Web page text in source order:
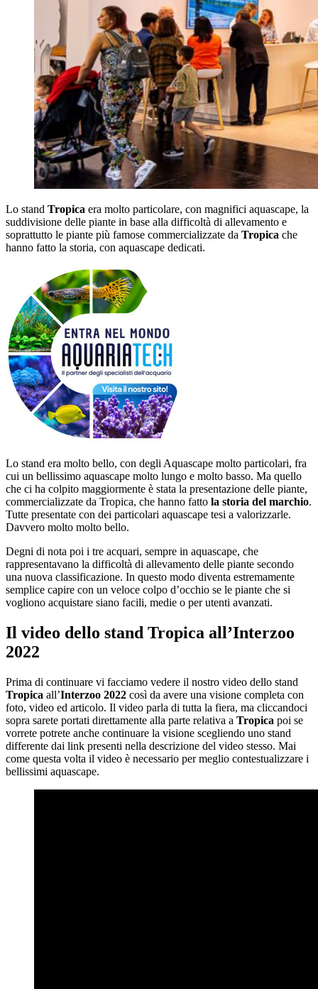
Lo stand Tropica era molto particolare, con magnifici aquascape, la
suddivisione delle piante in base alla difficoltà di allevamento e
soprattutto le piante più famose commercializzate da Tropica che
hanno fatto la storia, con aquascape dedicati.
Lo stand era molto bello, con degli Aquascape molto particolari, fra
cui un bellissimo aquascape molto lungo e molto basso. Ma quello
che ci ha colpito maggiormente è stata la presentazione delle piante,
commercializzate da Tropica, che hanno fatto la storia del marchio.
Tutte presentate con dei particolari aquascape tesi a valorizzarle.
Davvero molto molto bello.
Degni di nota poi i tre acquari, sempre in aquascape, che
rappresentavano la difficoltà di allevamento delle piante secondo
una nuova classificazione. In questo modo diventa estremamente
semplice capire con un veloce colpo d’occhio se le piante che si
vogliono acquistare siano facili, medie o per utenti avanzati.
Il video dello stand Tropica all’Interzoo
2022
Prima di continuare vi facciamo vedere il nostro video dello stand
Tropica all’Interzoo 2022 così da avere una visione completa con
foto, video ed articolo. Il video parla di tutta la fiera, ma cliccandoci
sopra sarete portati direttamente alla parte relativa a Tropica poi se
vorrete potrete anche continuare la visione scegliendo uno stand
differente dai link presenti nella descrizione del video stesso. Mai
come questa volta il video è necessario per meglio contestualizzare i
bellissimi aquascape.